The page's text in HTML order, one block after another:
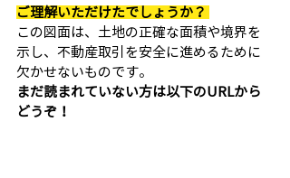
ご理解いただけたでしょうか？
この図面は、土地の正確な面積や境界を
示し、不動産取引を安全に進めるために
欠かせないものです。
まだ読まれていない方は以下のURLから
どうぞ！